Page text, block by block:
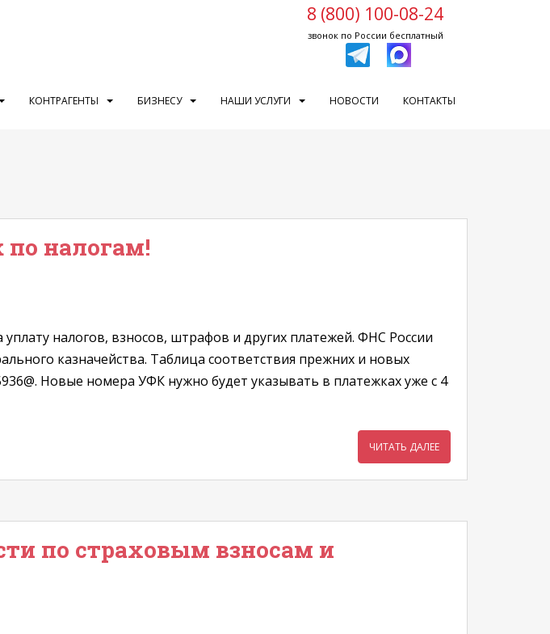
8 (800) 100-08-24
звонок по России бесплатный
КОНТРАГЕНТЫ БИЗНЕСУ НАШИ УСЛУГИ НОВОСТИ КОНТАКТЫ
налогам!
налогов, взносов, штрафов и других платежей. ФНС России
казначейства. Таблица соответствия прежних и новых
Новые номера УФК нужно будет указывать в платежках уже с 4
ЧИТАТЬ ДАЛЕЕ
по страховым взносам и